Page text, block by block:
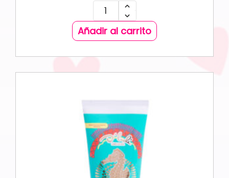
Añadir al carrito